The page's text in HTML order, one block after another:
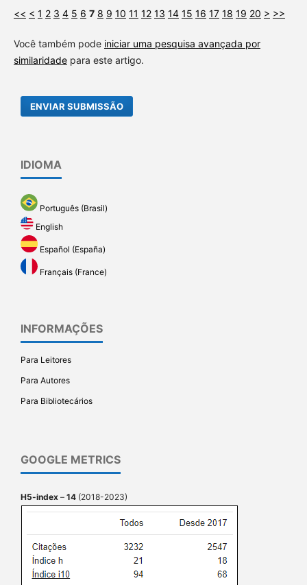
<< < 1 2 3 4 5 6 7 8 9 10 11 12 13 14 15 16 17 18 19 20 > >>
Você também pode iniciar uma pesquisa avançada por
similaridadepara este artigo.
ENVIAR SUBMISSÃO
IDIOMA
Português (Brasil)
English
Español (España)
Français (France)
INFORMAÇÕES
Para Leitores
Para Autores
Para Bibliotecários
GOOGLE METRICS
H5-index – 14 (2018-2023)